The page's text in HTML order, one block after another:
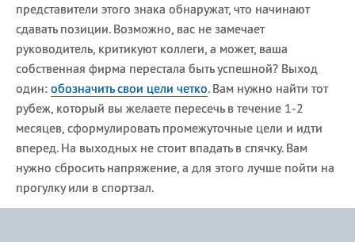
представители этого знака обнаружат, что начинают
сдавать позиции. Возможно, вас не замечает
руководитель, критикуют коллеги, а может, ваша
собственная фирма перестала быть успешной? Выход
один: обозначить свои цели четко. Вам нужно найти тот
рубеж, который вы желаете пересечь в течение 1-2
месяцев, сформулировать промежуточные цели и идти
вперед. На выходных не стоит впадать в спячку. Вам
нужно сбросить напряжение, а для этого лучше пойти на
прогулку или в спортзал.